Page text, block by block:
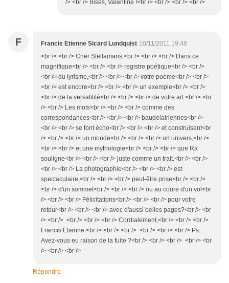
/> <br /> Bises, Valentine !<br /> <br /> <br /> <br />
F Francis Etienne Sicard Lundquist 10/11/2011 19:48
<br /> <br /> Cher Stellamaris,<br /> <br /> <br /> Dans ce
magnifique<br /> <br /> <br /> registre poétique<br /> <br />
<br /> du lyrisme,<br /> <br /> <br /> votre poème<br /> <br />
<br /> est encore<br /> <br /> <br /> un exemple<br /> <br />
<br /> de la versatilité<br /> <br /> <br /> de votre art.<br /> <br
/> <br /> Les mots<br /> <br /> <br /> comme des
correspondances<br /> <br /> <br /> baudelairiennes<br />
<br /> <br /> se font écho<br /> <br /> <br /> et construisent<br
/> <br /> <br /> un monde<br /> <br /> <br /> un univers,<br />
<br /> <br /> et une mythologie<br /> <br /> <br /> que Ra
souligne<br /> <br /> <br /> juste comme un trait.<br /> <br />
<br /> <br /> La photographie<br /> <br /> <br /> est
spectaculaire,<br /> <br /> <br /> peut-être prise<br /> <br />
<br /> d'un sommet<br /> <br /> <br /> ou au coure d'un vol<br
/> <br /> <br /> Félicitations<br /> <br /> <br /> pour votre
retour<br /> <br /> <br /> avec d'aussi belles pages?<br /> <br
/> <br /> <br /> <br /> <br /> Cordialement,<br /> <br /> <br />
Francis Etienne.<br /> <br /> <br /> <br /> <br /> <br /> Ps:
Avez-vous eu raison de la fuite ?<br /> <br /> <br /> <br /> <br
/> <br /> <br />
Répondre